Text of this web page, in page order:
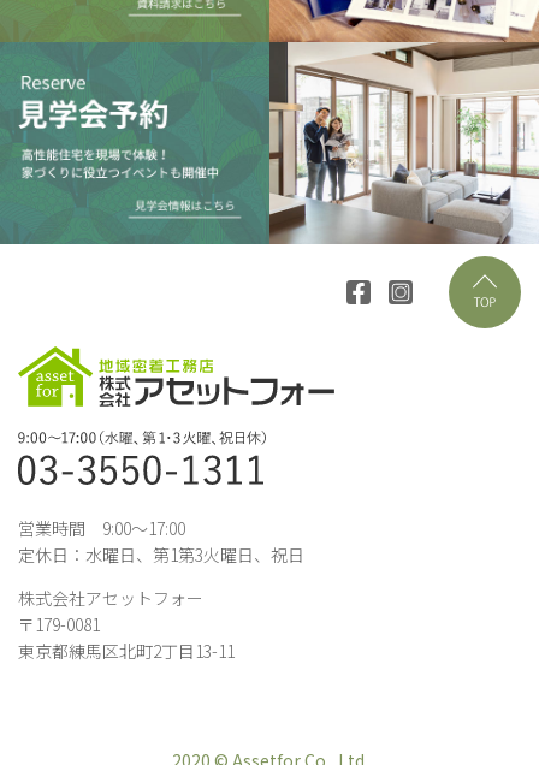
営業時間 9:00～17:00
定休日：水曜日、第1第3火曜日、祝日
株式会社アセットフォー
〒179-0081
東京都練馬区北町2丁目13-11
2020 © Assetfor Co., Ltd.